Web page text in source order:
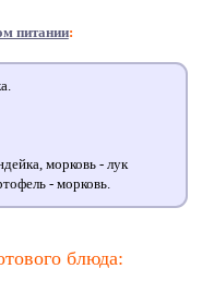
питании:
морковь - лук
- морковь.
блюда: